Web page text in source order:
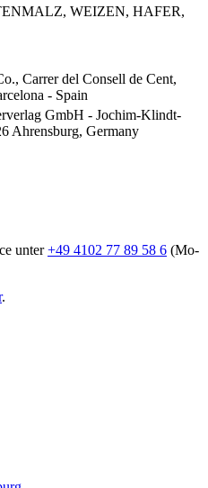
WEIZEN, HAFER,
Carrer del Consell de Cent,
- Spain
GmbH - Jochim-Klindt-
Ahrensburg, Germany
unter+49 4102 77 89 58 6 (Mo-
.